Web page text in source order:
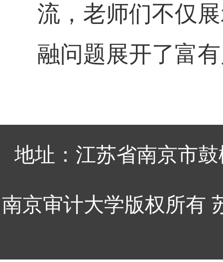
流，老师们不仅
融问题展开了富
地址：江苏省南京市
南京审计大学版权所有